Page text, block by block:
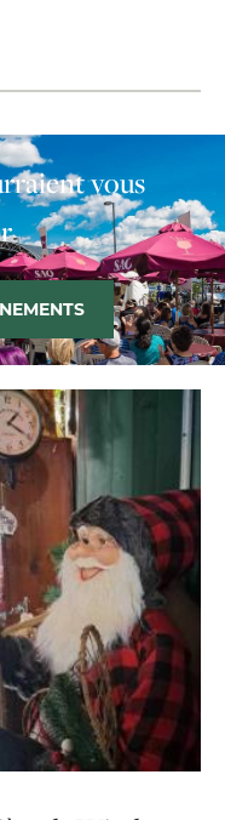
vous